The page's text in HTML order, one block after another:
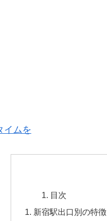
イムを
目次
新宿駅出口別の特徴